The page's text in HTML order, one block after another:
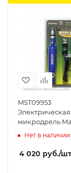
MST09953
Электрическая
микродрель
Нет в наличии
4 020 руб./шт